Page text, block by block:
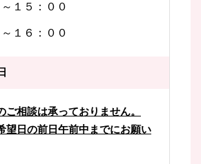
１５：００
１６：００
相談は承っておりません。
望日の前日午前中までにお願い